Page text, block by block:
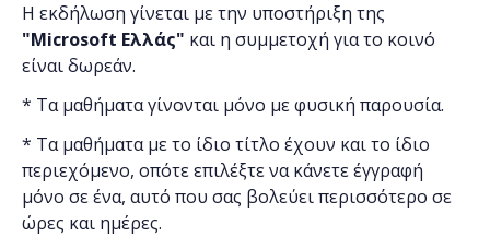
Η εκδήλωση γίνεται με την υποστήριξη της
"Microsoft Ελλάς" και η συμμετοχή για το κοινό
είναι δωρεάν.
* Τα μαθήματα γίνονται μόνο με φυσική παρουσία.
* Τα μαθήματα με το ίδιο τίτλο έχουν και το ίδιο
περιεχόμενο, οπότε επιλέξτε να κάνετε έγγραφή
μόνο σε ένα, αυτό που σας βολεύει περισσότερο σε
ώρες και ημέρες.